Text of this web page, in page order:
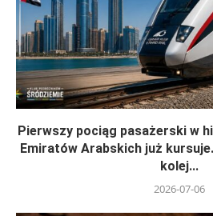
Pierwszy pociąg pasażerski w
Emiratów Arabskich już
kolej...
2026-07-06